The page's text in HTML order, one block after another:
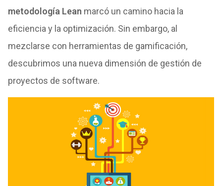
metodología Lean marcó un camino hacia la
eficiencia y la optimización. Sin embargo, al
mezclarse con herramientas de gamificación,
descubrimos una nueva dimensión de gestión de
proyectos de software.